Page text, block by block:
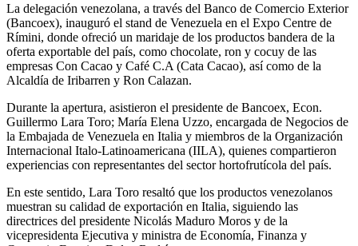
La delegación venezolana, a través del Banco de Comercio Exterior
(Bancoex), inauguró el stand de Venezuela en el Expo Centre de
Rímini, donde ofreció un maridaje de los productos bandera de la
oferta exportable del país, como chocolate, ron y cocuy de las
empresas Con Cacao y Café C.A (Cata Cacao), así como de la
Alcaldía de Iribarren y Ron Calazan.
Durante la apertura, asistieron el presidente de Bancoex, Econ.
Guillermo Lara Toro; María Elena Uzzo, encargada de Negocios de
la Embajada de Venezuela en Italia y miembros de la Organización
Internacional Italo-Latinoamericana (IILA), quienes compartieron
experiencias con representantes del sector hortofrutícola del país.
En este sentido, Lara Toro resaltó que los productos venezolanos
muestran su calidad de exportación en Italia, siguiendo las
directrices del presidente Nicolás Maduro Moros y de la
vicepresidenta Ejecutiva y ministra de Economía, Finanza y